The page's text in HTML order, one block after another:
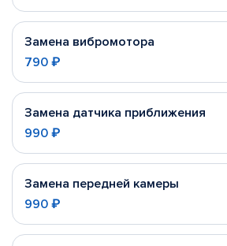
Замена вибромотора
790 ₽
Замена датчика приближения
990 ₽
Замена передней камеры
990 ₽